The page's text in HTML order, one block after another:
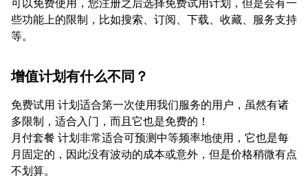
些功能上的限制，比如搜索、订阅、下载、收藏、服务支持
等。
增值计划有什么不同？
免费试用 计划适合第一次使用我们服务的用户，虽然有诸
多限制，适合入门，而且它也是免费的！
月付套餐 计划非常适合可预测中等频率地使用，它也是每
月固定的，因此没有波动的成本或意外，但是价格稍微有点
不划算。